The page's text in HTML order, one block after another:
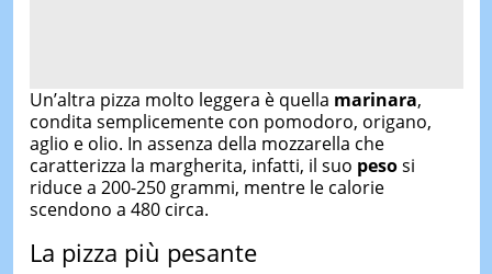
Un’altra pizza molto leggera è quella marinara,
condita semplicemente con pomodoro, origano,
aglio e olio. In assenza della mozzarella che
caratterizza la margherita, infatti, il suo pesosi
riduce a 200-250 grammi, mentre le calorie
scendono a 480 circa.
La pizza più pesante